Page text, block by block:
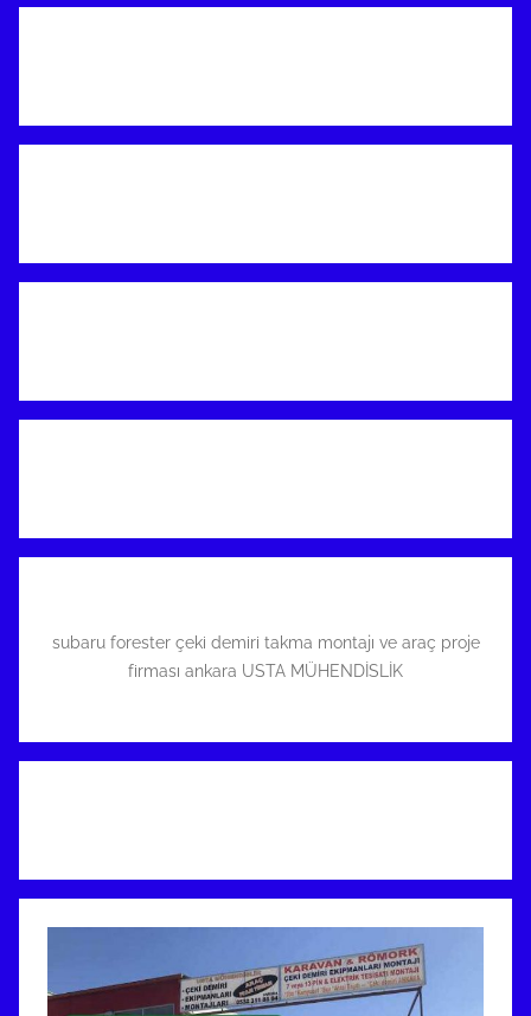
subaru forester çeki demiri takma montajı ve araç proje
firması ankara USTA MÜHENDİSLİK